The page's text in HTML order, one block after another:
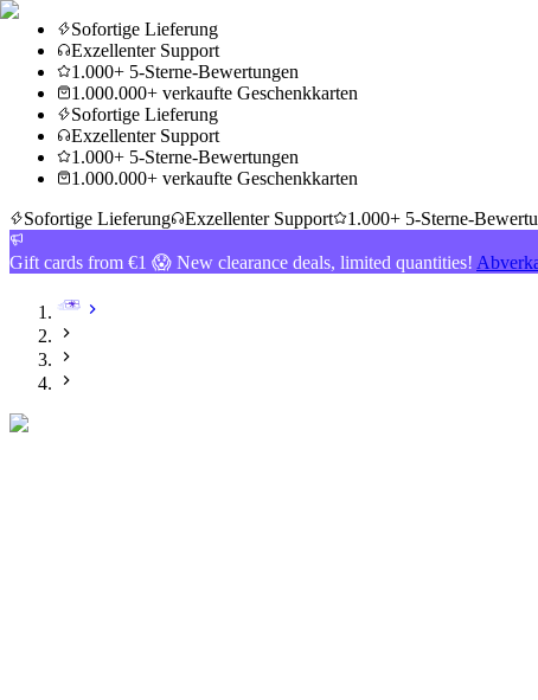
Sofortige Lieferung
Exzellenter Support
1.000+ 5-Sterne-Bewertungen
1.000.000+ verkaufte Geschenkkarten
Sofortige Lieferung
Exzellenter Support
1.000+ 5-Sterne-Bewertungen
1.000.000+ verkaufte Geschenkkarten
Sofortige Lieferung
Exzellenter Support 1.000+ 5-Sterne-
Gift cards from €1 😱 New clearance deals, limited quantities!